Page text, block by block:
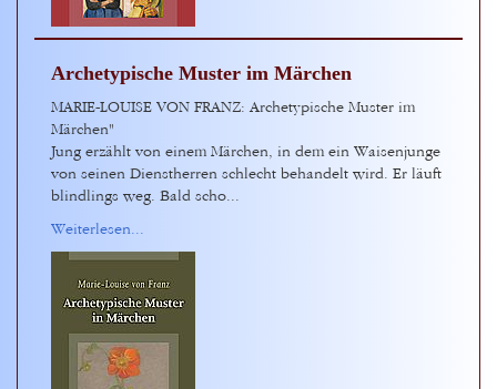
Archetypische Muster im Märchen
MARIE-LOUISE VON FRANZ: Archetypische Muster im
Märchen"
Jung erzählt von einem Märchen, in dem ein Waisenjunge
von seinen Dienstherren schlecht behandelt wird. Er läuft
blindlings weg. Bald scho...
Weiterlesen...